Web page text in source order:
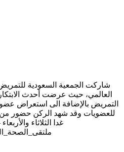
شاركت الجمعية السعودية
العالمي، حيث عرضت أحدث
التمريض بالإضافة الى استعراض
للعضويات وقد شهد الركن حضور من
غدا الثلاثاء